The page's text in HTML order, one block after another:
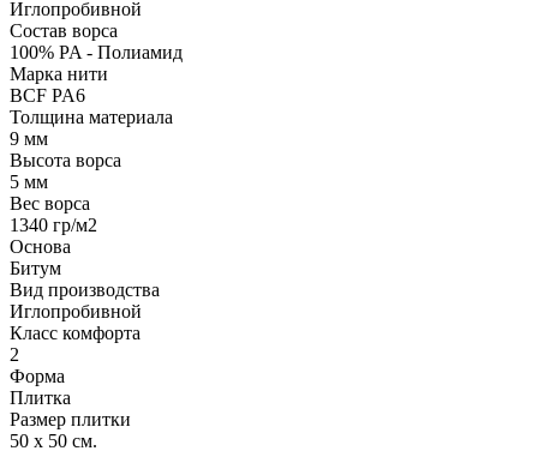
Иглопробивной
Состав ворса
100% PA - Полиамид
Марка нити
BCF PA6
Толщина материала
9 мм
Высота ворса
5 мм
Вес ворса
1340 гр/м2
Основа
Битум
Вид производства
Иглопробивной
Класс комфорта
2
Форма
Плитка
Размер плитки
50 х 50 см.